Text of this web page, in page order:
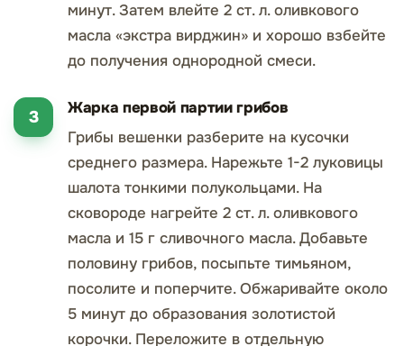
минут. Затем влейте 2 ст. л. оливкового
масла «экстра вирджин» и хорошо взбейте
до получения однородной смеси.
Жарка первой партии грибов
Грибы вешенки разберите на кусочки
среднего размера. Нарежьте 1-2 луковицы
шалота тонкими полукольцами. На
сковороде нагрейте 2 ст. л. оливкового
масла и 15 г сливочного масла. Добавьте
половину грибов, посыпьте тимьяном,
посолите и поперчите. Обжаривайте около
5 минут до образования золотистой
корочки. Переложите в отдельную